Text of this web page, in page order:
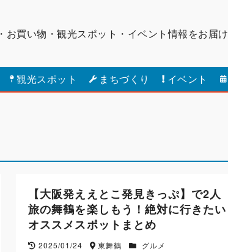
買い物・観光スポット・ イベント情報をお届け
観光スポット まちづくり イベント
【大阪発ええとこ発見きっぷ】で2人
旅の舞鶴を楽しもう！絶対に行きたい
オススメスポットまとめ
2025/01/24 東舞鶴 グルメ